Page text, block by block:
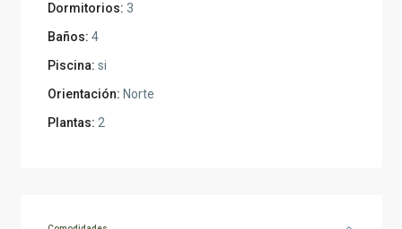
Dormitorios: 3
Baños: 4
Piscina: si
Orientación: Norte
Plantas: 2